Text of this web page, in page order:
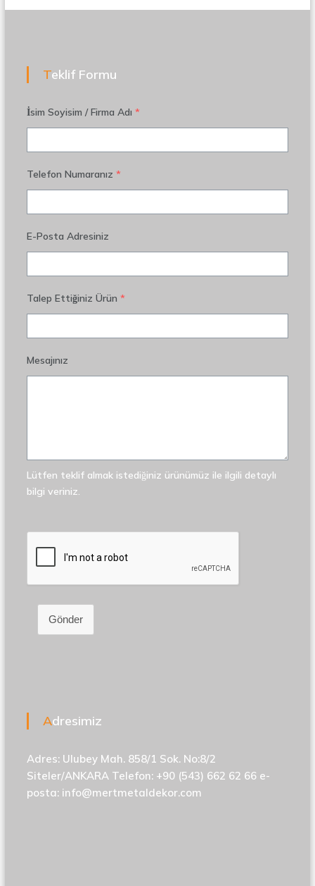
Teklif Formu
İsim Soyisim / Firma Adı *
Telefon Numaranız *
E-Posta Adresiniz
Talep Ettiğiniz Ürün *
Mesajınız
Lütfen teklif almak istediğiniz ürünümüz ile ilgili detaylı
bilgi veriniz.
Gönder
Adresimiz
Adres: Ulubey Mah. 858/1 Sok. No:8/2
Siteler/ANKARA Telefon: +90 (543) 662 62 66 e-
posta: info@mertmetaldekor.com